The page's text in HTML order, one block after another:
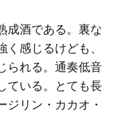
成酒である。裏な
感じるけども、
られる。通奏低音
ている。とても長
リン・カカオ・